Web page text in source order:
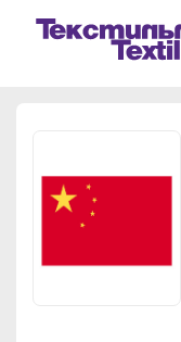
О сервисе
Организациям
Контакты